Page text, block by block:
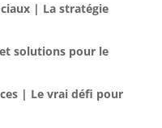
| La stratégie
solutions pour le
| Le vrai défi pour